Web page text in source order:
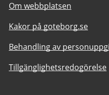
Om webbplatsen
Kakor på goteborg.se
Behandling av
Tillgänglighetsredogörelse